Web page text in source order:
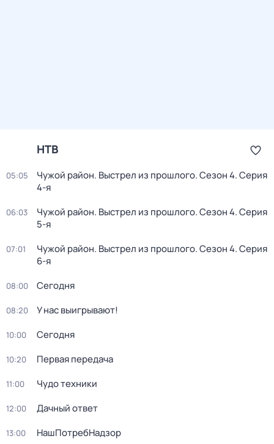
НТВ
05:05 Чужой район. Выстрел из прошлого. Сезон 4. Серия
4-я
06:03 Чужой район. Выстрел из прошлого. Сезон 4. Серия
5-я
07:01 Чужой район. Выстрел из прошлого. Сезон 4. Серия
6-я
08:00 Сегодня
08:20 У нас выигрывают!
10:00 Сегодня
10:20 Первая передача
11:00 Чудо техники
12:00 Дачный ответ
13:00 НашПотребНадзор